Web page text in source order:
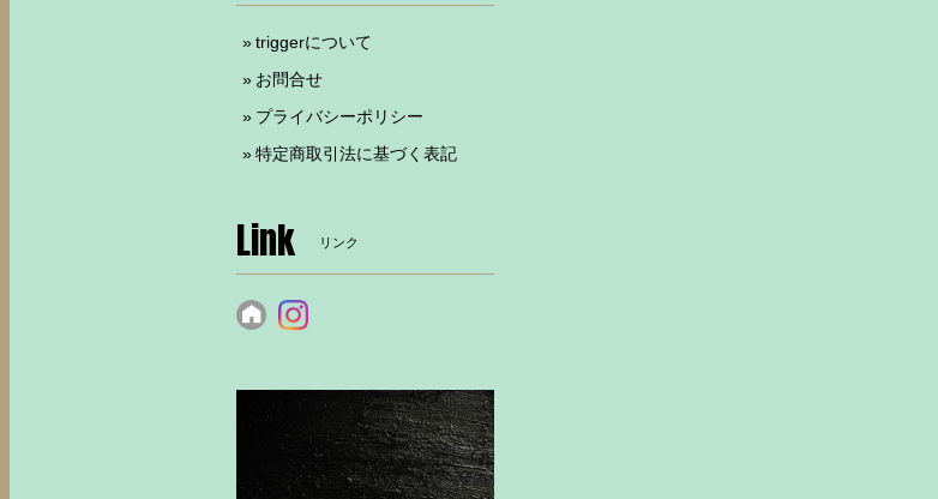
triggerについて
お問合せ
プライバシーポリシー
特定商取引法に基づく表記
Link リンク